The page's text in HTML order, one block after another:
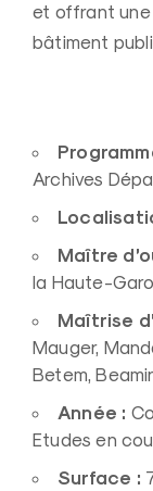
et offrant une
bâtiment
Archives
Maître
la Haute-
Maîtrise
Mauger,
Betem,
Année :
Etudes en
Surface :